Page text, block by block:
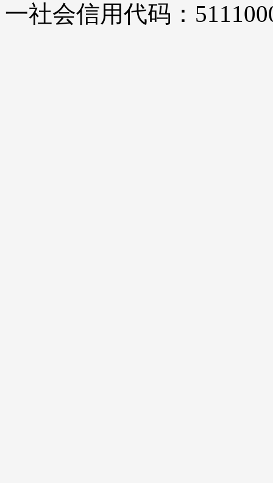
一社会信用代码：